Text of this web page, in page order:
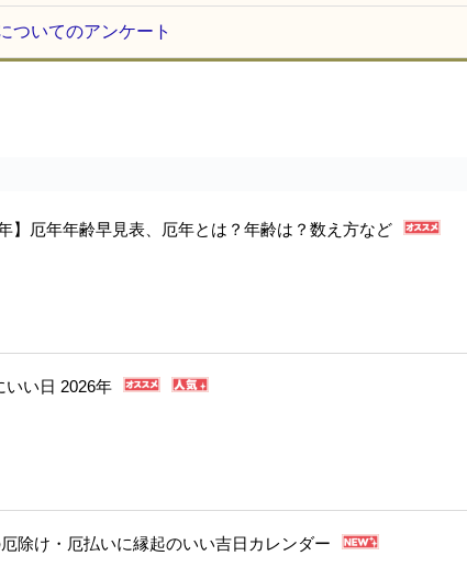
ついてのアンケート
】厄年年齢早見表、厄年とは？年齢は？数え方など
いい日 2026年
除け・厄払いに縁起のいい吉日カレンダー